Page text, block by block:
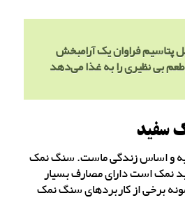
پتاسیم فراوان یک آرامبخش
بی نظیری را به غذا می‌دهد
سفید
و اساس زندگی ماست. سنگ نمک
نمک است دارای مصارف بسیار
برخی از کاربردهای سنگ نمک